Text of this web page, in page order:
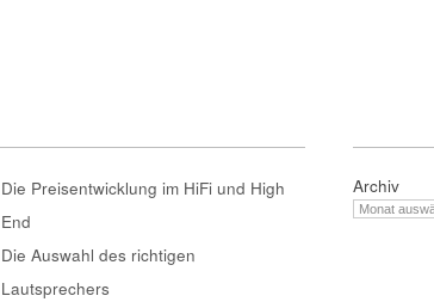
Die Preisentwicklung im HiFi und High
End
Die Auswahl des richtigen
Lautsprechers
Archiv